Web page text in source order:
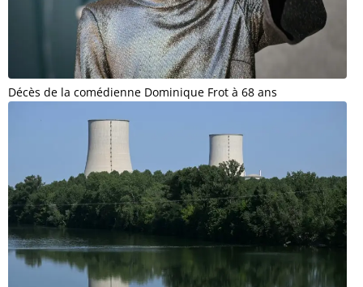
Décès de la comédienne Dominique Frot à 68 ans